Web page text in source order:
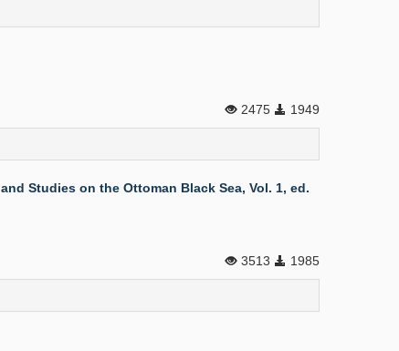
2475 1949
Studies on the Ottoman Black Sea, Vol. 1, ed.
3513 1985